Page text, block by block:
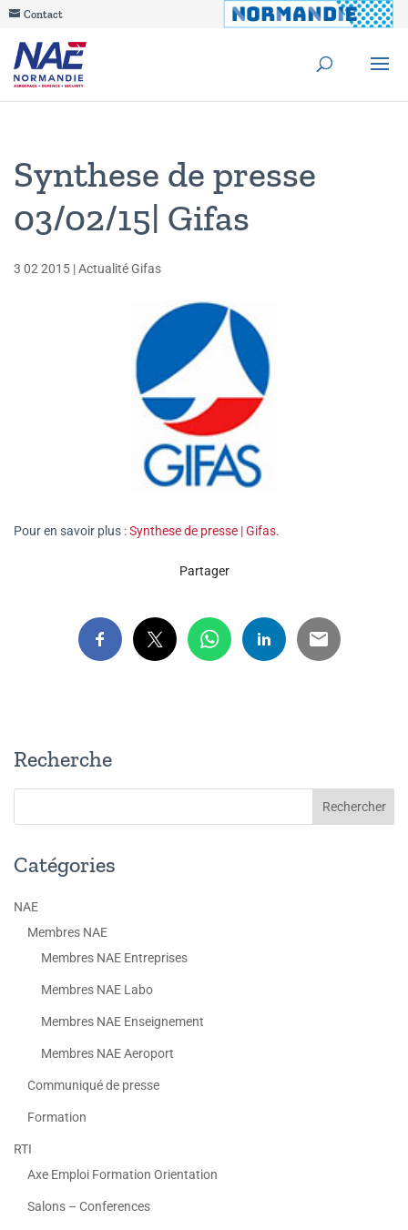
Contact
Synthese de presse
03/02/15| Gifas
3 02 2015 |Actualité Gifas
Pour en savoir plus :Synthese de presse | Gifas.
Partager
Recherche
Catégories
NAE
Membres NAE
Membres NAE Entreprises
Membres NAE Labo
Membres NAE Enseignement
Membres NAE Aeroport
Communiqué de presse
Formation
RTI
Axe Emploi Formation Orientation
Salons – Conferences